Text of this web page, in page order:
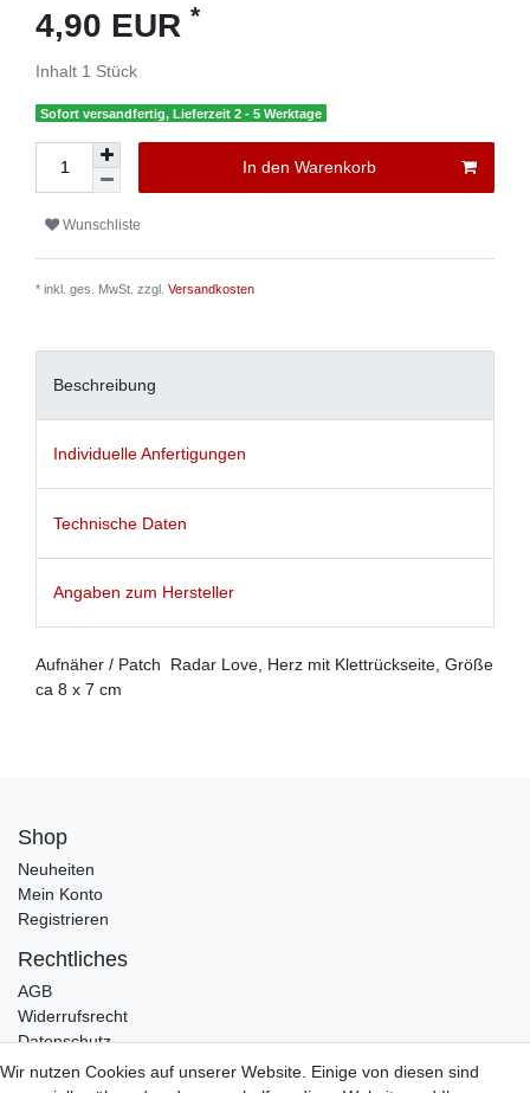
4,90 EUR *
Inhalt 1 Stück
Sofort versandfertig, Lieferzeit 2 - 5 Werktage
In den Warenkorb
Wunschliste
* inkl. ges. MwSt. zzgl. Versandkosten
Beschreibung
Individuelle Anfertigungen
Technische Daten
Angaben zum Hersteller
Aufnäher / Patch Radar Love, Herz mit Klettrückseite, Größe
ca 8 x 7 cm
Shop
Neuheiten
Mein Konto
Registrieren
Rechtliches
AGB
Widerrufsrecht
Datenschutz
Impressum
Wir nutzen Cookies auf unserer Website. Einige von diesen sind